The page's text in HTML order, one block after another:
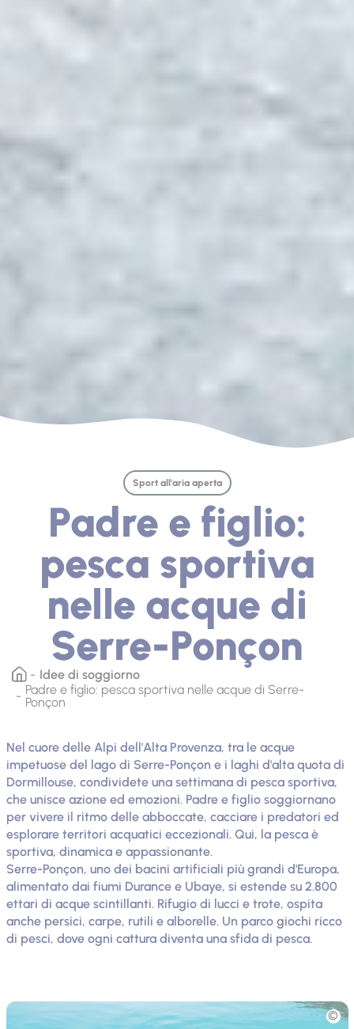
Padre e figlio:
pesca sportiva
nelle acque di
Serre-Ponçon
Sport all'aria aperta
Idee di soggiorno
Padre e figlio: pesca sportiva nelle acque di Serre-
Ponçon
Nel cuore delle Alpi dell'Alta Provenza, tra le acque
impetuose del lago di Serre-Ponçon e i laghi d'alta quota di
Dormillouse, condividete una settimana di pesca sportiva,
che unisce azione ed emozioni. Padre e figlio soggiornano
per vivere il ritmo delle abboccate, cacciare i predatori ed
esplorare territori acquatici eccezionali. Qui, la pesca è
sportiva, dinamica e appassionante.
Serre-Ponçon, uno dei bacini artificiali più grandi d'Europa,
alimentato dai fiumi Durance e Ubaye, si estende su 2.800
ettari di acque scintillanti. Rifugio di lucci e trote, ospita
anche persici, carpe, rutili e alborelle. Un parco giochi ricco
di pesci, dove ogni cattura diventa una sfida di pesca.
Foto